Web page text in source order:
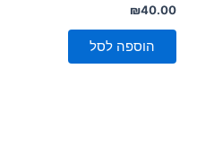
דורג
0
מתוך
₪40.00
הוספה לסל